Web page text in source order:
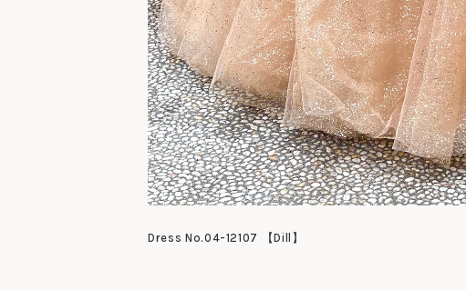
Dress No.04-12107 【Dill】